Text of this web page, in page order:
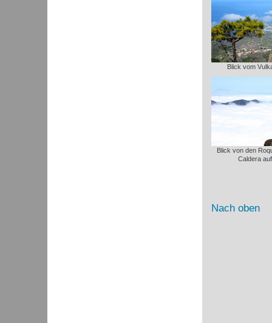
Blick vom
Blick von den
Caldera
Nach oben